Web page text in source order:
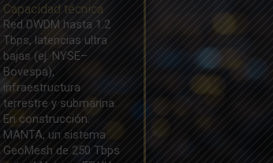
Capacidad técnica
Red DWDM hasta 1.2
Tbps, latencias ultra
bajas (ej. NYSE–
Bovespa),
infraestructura
terrestre y submarina.
En construcción:
MANTA, un sistema
GeoMesh de 250 Tbps